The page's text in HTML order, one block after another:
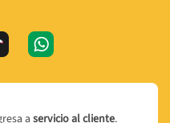
aservicio al cliente.